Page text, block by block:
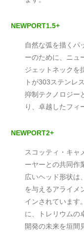
NEWPORT1.5+
自然な弧を描くパ
ーのために、ニュ
ジェットネックを
トが303ステンレ
抑制テクノロジー
り、卓越したフィ
NEWPORT2+
スコッティ・キャ
ーヤーとの共同作
広いヘッド形状は
を与えるアライメ
インされています
に、トレリウムの
開発の未来を垣間